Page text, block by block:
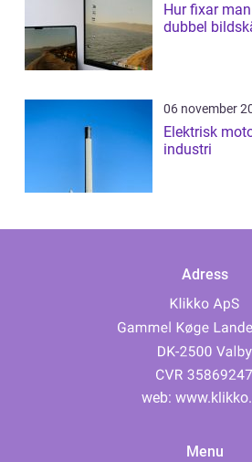
Hur fixar
dubbel
06 november
Elektrisk
industri
Adress
web:
Menu